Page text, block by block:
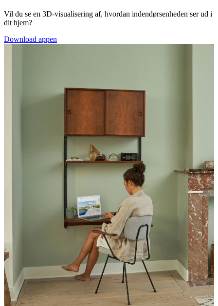
Vil du se en 3D-visualisering af, hvordan indendørsenheden ser ud i
dit hjem?
Download appen